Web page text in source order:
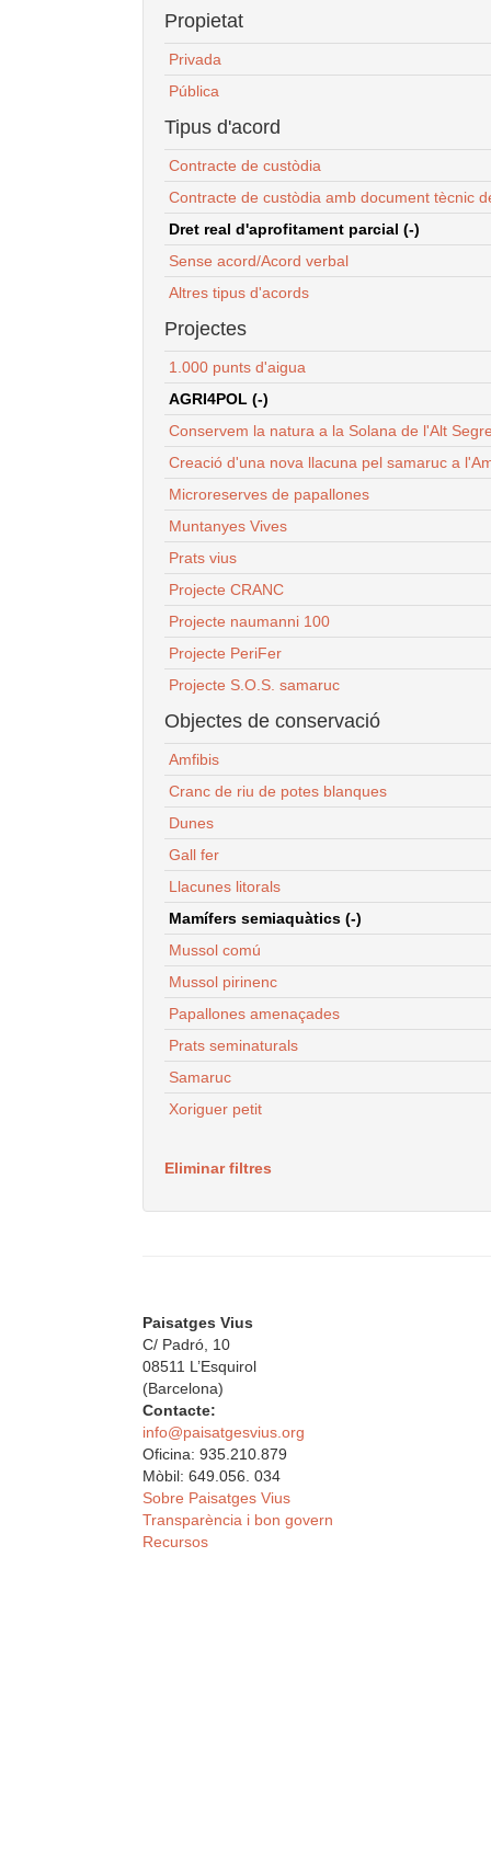
Propietat
Privada
Pública
Tipus d'acord
Contracte de custòdia
Contracte de custòdia amb document tècnic
Dret real d'aprofitament parcial (-)
Sense acord/Acord verbal
Altres tipus d'acords
Projectes
1.000 punts d'aigua
AGRI4POL (-)
Conservem la natura a la Solana de l'Alt
Creació d'una nova llacuna pel samaruc a
Microreserves de papallones
Muntanyes Vives
Prats vius
Projecte CRANC
Projecte naumanni 100
Projecte PeriFer
Projecte S.O.S. samaruc
Objectes de conservació
Amfibis
Cranc de riu de potes blanques
Dunes
Gall fer
Llacunes litorals
Mamífers semiaquàtics (-)
Mussol comú
Mussol pirinenc
Papallones amenaçades
Prats seminaturals
Samaruc
Xoriguer petit
Eliminar filtres
Paisatges Vius
C/ Padró, 10
08511 L’Esquirol
(Barcelona)
Contacte:
info@paisatgesvius.org
Oficina: 935.210.879
Mòbil: 649.056. 034
Sobre Paisatges Vius
Transparència i bon govern
Recursos